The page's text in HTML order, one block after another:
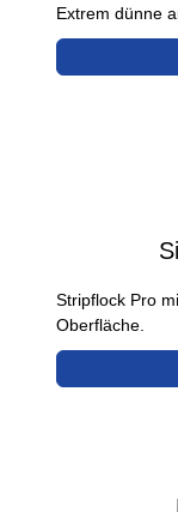
Extrem dünne
Stripflock Pro
Oberfläche.